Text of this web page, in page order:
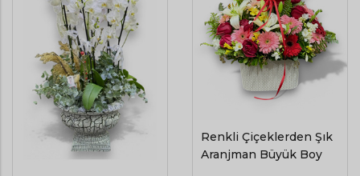
Renkli Çiçeklerden Şık
Aranjman Büyük Boy